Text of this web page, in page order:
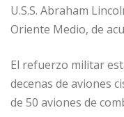
U.S.S. Abraham
Oriente Medio, de
El refuerzo militar
decenas de aviones
de 50 aviones de